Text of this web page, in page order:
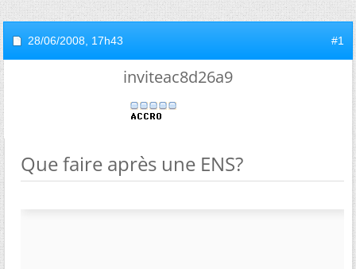
28/06/2008, 17h43 #1
inviteac8d26a9
Que faire après une ENS?